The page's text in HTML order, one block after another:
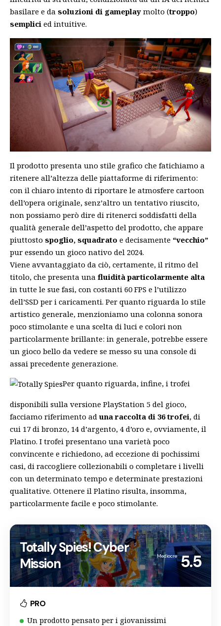
basilare e da soluzioni di gameplay molto (troppo)
semplici ed intuitive.
Il prodotto presenta uno stile grafico che fatichiamo a
ritenere all’altezza delle piattaforme di riferimento:
con il chiaro intento di riportare le atmosfere cartoon
dell’opera originale, senz’altro un tentativo riuscito,
non possiamo però dire di ritenerci soddisfatti della
qualità generale dell’aspetto del prodotto, che appare
piuttosto spoglio, squadrato e decisamente “vecchio”
pur essendo un gioco nativo del 2024.
Viene avvantaggiato da ciò, certamente, il ritmo del
titolo, che presenta una fluidità particolarmente alta
in tutte le sue fasi, con costanti 60 FPS e l’utilizzo
dell’SSD per i caricamenti. Per quanto riguarda lo stile
artistico generale, menzioniamo una colonna sonora
poco stimolante e una scelta di luci e colori non
particolarmente brillante: in generale, potrebbe essere
un gioco bello da vedere se messo su una console di
assai precedente generazione.
Per quanto riguarda, infine, i trofei
disponibili sulla versione PlayStation 5 del gioco,
facciamo riferimento ad una raccolta di 36 trofei, di
cui 17 di bronzo, 14 d’argento, 4 d’oro e, ovviamente, il
Platino. I trofei presentano una varietà poco
convincente e richiedono, ad eccezione di pochissimi
casi, di raccogliere collezionabili o completare i livelli
con un determinato tempo e determinate prestazioni
qualitative. Ottenere il Platino risulta, insomma,
particolarmente facile e poco stimolante.
Totally Spies! Cyber
Mission
Mediocre 5.5
PRO
Un prodotto pensato per i giovanissimi